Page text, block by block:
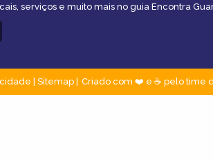
serviços e muito mais no guia Encontra
Sitemap Criado com ❤️ e ☕ pelo time